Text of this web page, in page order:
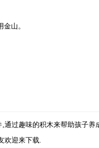
山。
了。
通过趣味的积木来帮助孩子
欢迎来下载.